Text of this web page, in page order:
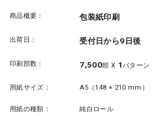
商品概要： 包装紙印刷
出荷日： 受付日から9日後
印刷部数： 7,500部 X 1パターン
用紙サイズ： A5（148 × 210 mm）
用紙の種類： 純白ロール